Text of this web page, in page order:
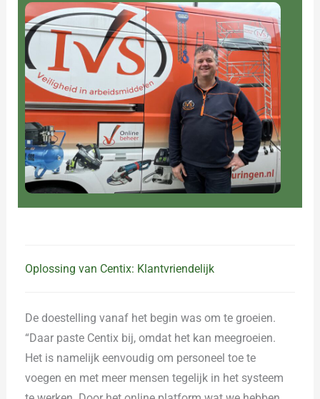
Oplossing van Centix: Klantvriendelijk
De doestelling vanaf het begin was om te groeien.
“Daar paste Centix bij, omdat het kan meegroeien.
Het is namelijk eenvoudig om personeel toe te
voegen en met meer mensen tegelijk in het systeem